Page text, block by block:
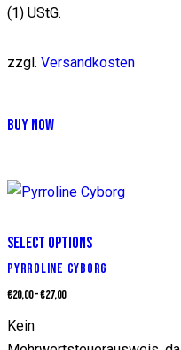
gewählt
(1) UStG.
zzgl. Versandkosten
BUY NOW
mehrere
Optionen
können
SELECT OPTIONS
PYRROLINE CYBORG
€20,00–€27,00
Kein